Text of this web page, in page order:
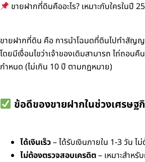
ขายฝากที่ดินคืออะไร? เหมาะกับใครในปี
ขายฝากที่ดิน คือ การนำโฉนดที่ดินไปทำสัญ
โดยมีเงื่อนไขว่าเจ้าของเดิมสามารถ ไถ่ถอนคืน
กำหนด (ไม่เกิน 10 ปี ตามกฎหมาย)
ข้อดีของขายฝากในช่วงเศรษฐ
ได้เงินเร็ว– ได้รับเงินภายใน 1-3 วัน ไ
ไม่ต้องตรวจสอบเครดิต– เหมาะสำห